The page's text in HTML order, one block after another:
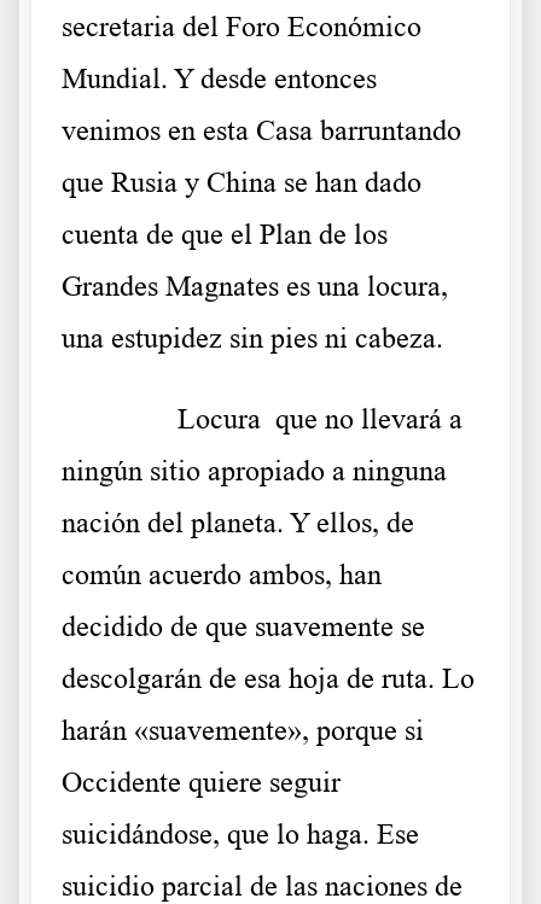
secretaria del Foro Económico
Mundial. Y desde entonces
venimos en esta Casa barruntando
que Rusia y China se han dado
cuenta de que el Plan de los
Grandes Magnates es una locura,
una estupidez sin pies ni cabeza.
Locura que no llevará a
ningún sitio apropiado a ninguna
nación del planeta. Y ellos, de
común acuerdo ambos, han
decidido de que suavemente se
descolgarán de esa hoja de ruta. Lo
harán «suavemente», porque si
Occidente quiere seguir
suicidándose, que lo haga. Ese
suicidio parcial de las naciones de